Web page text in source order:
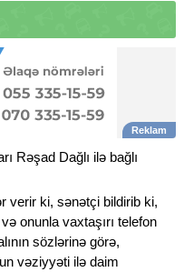
Rəşad Dağlı ilə bağlı
verir ki, sənətçi bildirib ki,
onunla vaxtaşırı telefon
sözlərinə görə,
vəziyyəti ilə daim